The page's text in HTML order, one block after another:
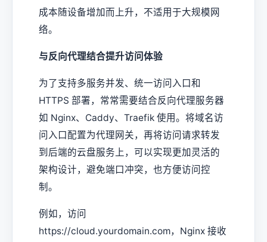
成本随设备增加而上升，不适用于大规模网
络。
与反向代理结合提升访问体验
为了支持多服务并发、统一访问入口和
HTTPS 部署，常常需要结合反向代理服务器
如 Nginx、Caddy、Traefik 使用。将域名访
问入口配置为代理网关，再将访问请求转发
到后端的云盘服务上，可以实现更加灵活的
架构设计，避免端口冲突，也方便访问控
制。
例如，访问
https://cloud.yourdomain.com，Nginx 接收